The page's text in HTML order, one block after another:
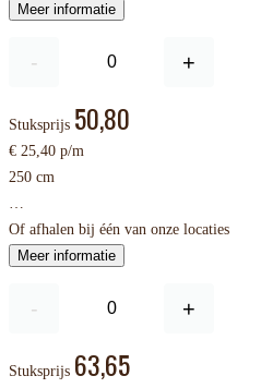
Meer informatie
- +
Stuksprijs 50,80
€ 25,40 p/m
250 cm
…
Of afhalen bij één van onze locaties
Meer informatie
- +
Stuksprijs 63,65